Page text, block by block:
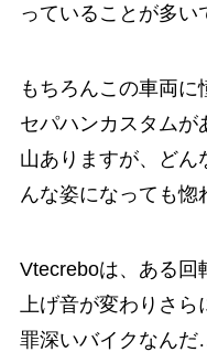
っていることが多い
もちろんこの車両に
セパハンカスタムが
山ありますが、どん
んな姿になっても
Vtecreboは、ある回
上げ音が変わりさ
罪深いバイクなん